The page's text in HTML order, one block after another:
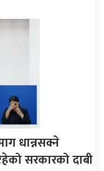
धान्नसक्ने
सरकारको दाबी